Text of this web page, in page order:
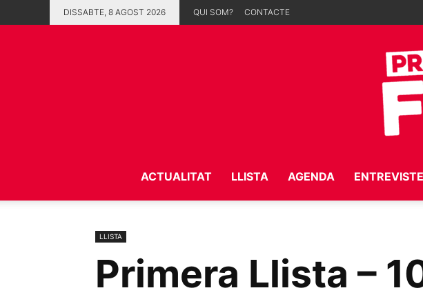
DISSABTE, 8 AGOST 2026 QUI SOM? CONTACTE
ACTUALITAT LLISTA AGENDA
LLISTA
Primera Llista –